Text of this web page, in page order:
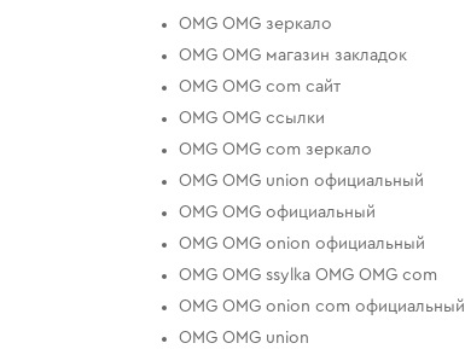
OMG OMG зеркало
OMG OMG магазин закладок
OMG OMG com сайт
OMG OMG ссылки
OMG OMG com зеркало
OMG OMG union официальный
OMG OMG официальный
OMG OMG onion официальный
OMG OMG ssylka OMG OMG com
OMG OMG onion com официальный
OMG OMG union